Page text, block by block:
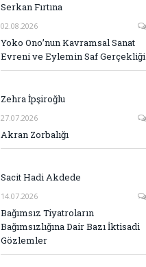
Serkan Fırtına
02.08.2026
Yoko Ono’nun Kavramsal Sanat
Evreni ve Eylemin Saf Gerçekliği
Zehra İpşiroğlu
27.07.2026
Akran Zorbalığı
Sacit Hadi Akdede
14.07.2026
Bağımsız Tiyatroların
Bağımsızlığına Dair Bazı İktisadi
Gözlemler